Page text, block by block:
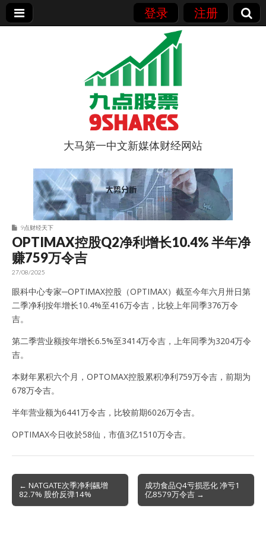
登录 注册
9点股票
大马第一中文新媒体财经网站
9点财经天下
OPTIMAX控股Q2净利增长10.4% 半年净
赚759万令吉
27/08/2025
眼科中心专家─OPTIMAX控股（OPTIMAX）截至今年六月卅日第
二季净利按年增长10.4%至416万令吉，比较上年同季376万令
吉。
第二季营业额按年增长6.5%至3414万令吉，上年同季为3204万令
吉。
本财年累积六个月，OPTOMAX控股累积净利759万令吉，前期为
678万令吉。
半年营业额为6441万令吉，比较前期6026万令吉。
OPTIMAX今日收於58仙，市值3亿1510万令吉。
Post
navigation
← NATGATE次季净利飊增
82.7% 股价反弹14%
成功食品Q4亏损恶化 净亏1
亿8579万令吉 →